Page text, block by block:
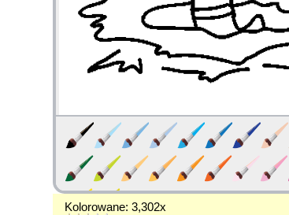
Kolorowane: 3,302x